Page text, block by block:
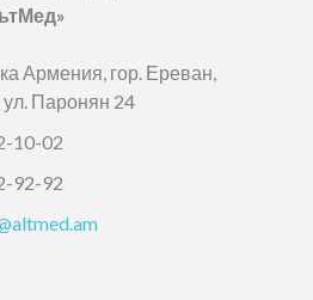
Армения, гор. Ереван,
Паронян 24
10-02
92-92